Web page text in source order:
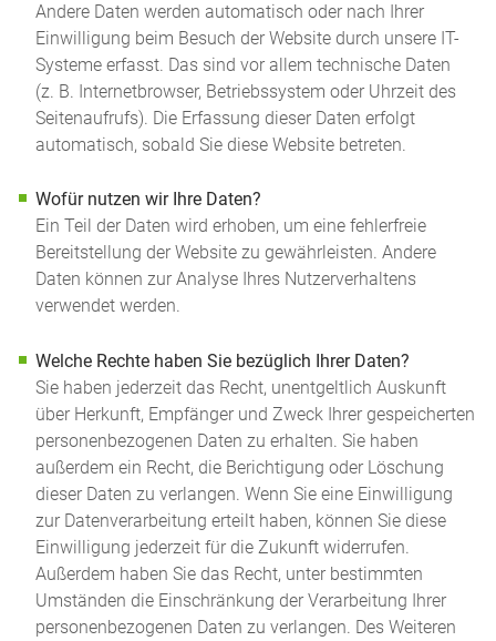
Andere Daten werden automatisch oder nach Ihrer
Einwilligung beim Besuch der Website durch unsere IT-
Systeme erfasst. Das sind vor allem technische Daten
(z. B. Internetbrowser, Betriebssystem oder Uhrzeit des
Seitenaufrufs). Die Erfassung dieser Daten erfolgt
automatisch, sobald Sie diese Website betreten.
Wofür nutzen wir Ihre Daten?
Ein Teil der Daten wird erhoben, um eine fehlerfreie
Bereitstellung der Website zu gewährleisten. Andere
Daten können zur Analyse Ihres Nutzerverhaltens
verwendet werden.
Welche Rechte haben Sie bezüglich Ihrer Daten?
Sie haben jederzeit das Recht, unentgeltlich Auskunft
über Herkunft, Empfänger und Zweck Ihrer gespeicherten
personenbezogenen Daten zu erhalten. Sie haben
außerdem ein Recht, die Berichtigung oder Löschung
dieser Daten zu verlangen. Wenn Sie eine Einwilligung
zur Datenverarbeitung erteilt haben, können Sie diese
Einwilligung jederzeit für die Zukunft widerrufen.
Außerdem haben Sie das Recht, unter bestimmten
Umständen die Einschränkung der Verarbeitung Ihrer
personenbezogenen Daten zu verlangen. Des Weiteren